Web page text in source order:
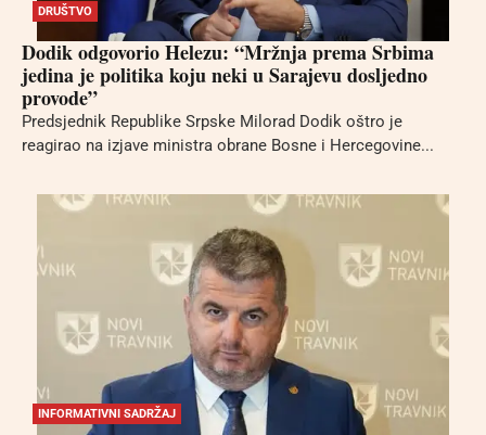
DRUŠTVO
Dodik odgovorio Helezu: “Mržnja prema Srbima
jedina je politika koju neki u Sarajevu dosljedno
provode”
Predsjednik Republike Srpske Milorad Dodik oštro je
reagirao na izjave ministra obrane Bosne i Hercegovine...
INFORMATIVNI SADRŽAJ